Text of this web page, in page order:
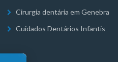
Cirurgia dentária em Genebra
Cuidados Dentários Infantis